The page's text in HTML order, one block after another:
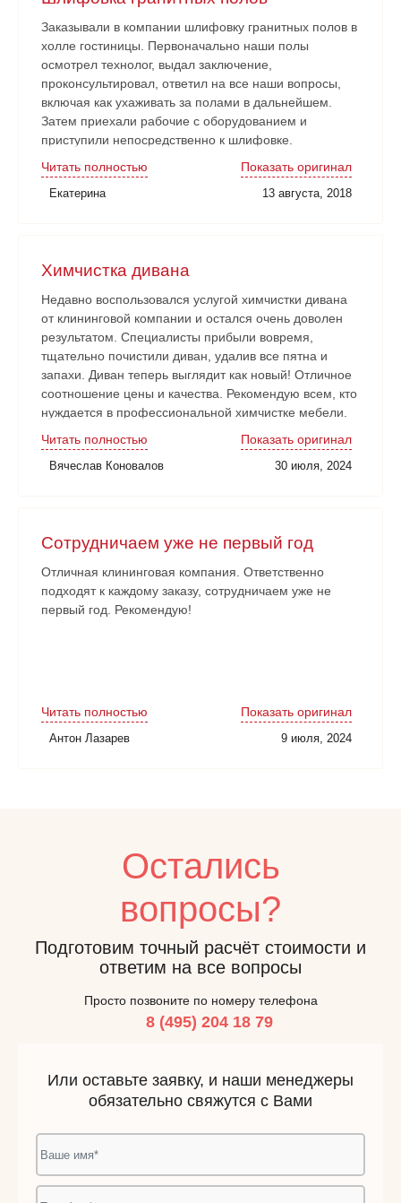
Заказывали в компании шлифовку гранитных полов в
холле гостиницы. Первоначально наши полы
осмотрел технолог, выдал заключение,
проконсультировал, ответил на все наши вопросы,
включая как ухаживать за полами в дальнейшем.
Затем приехали рабочие с оборудованием и
приступили непосредственно к шлифовке.
наши замечания и пожелания учитывали. Работа
сдана в срок. Очень довольны!
Читать полностью Показать оригинал
Екатерина 13 августа, 2018
Химчистка дивана
Недавно воспользовался услугой химчистки дивана
от клининговой компании и остался очень доволен
результатом. Специалисты прибыли вовремя,
тщательно почистили диван, удалив все пятна и
запахи. Диван теперь выглядит как новый! Отличное
соотношение цены и качества. Рекомендую всем, кто
нуждается в профессиональной химчистке мебели.
Читать полностью
Показать оригинал
Вячеслав Коновалов 30 июля, 2024
Сотрудничаем уже не первый год
Отличная клининговая компания. Ответственно
подходят к каждому заказу, сотрудничаем уже не
первый год. Рекомендую!
Читать полностью Показать оригинал
Антон Лазарев 9 июля, 2024
Остались
вопросы?
Подготовим точный расчёт стоимости и
ответим на все вопросы
Просто позвоните по номеру телефона
8 (495) 204 18 79
Или оставьте заявку, и наши менеджеры
обязательно свяжутся с Вами